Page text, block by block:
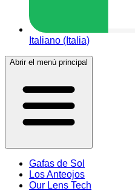
Italiano (Italia)
Abrir el menú principal
Gafas de Sol
Los Anteojos
Our Lens Tech